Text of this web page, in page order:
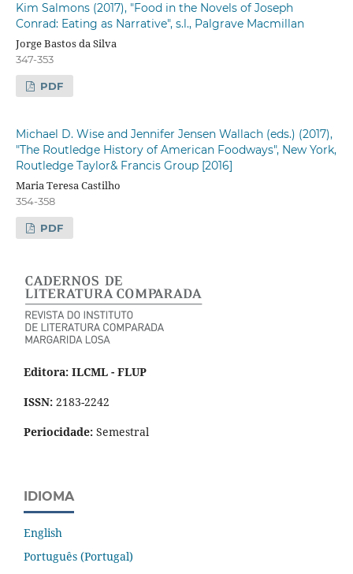
Kim Salmons (2017), "Food in the Novels of Joseph
Conrad: Eating as Narrative", s.l., Palgrave Macmillan
Jorge Bastos da Silva
347-353
PDF
Michael D. Wise and Jennifer Jensen Wallach (eds.) (2017),
"The Routledge History of American Foodways", New York,
Routledge Taylor& Francis Group [2016]
Maria Teresa Castilho
354-358
PDF
Editora: ILCML - FLUP
ISSN: 2183-2242
Periocidade: Semestral
IDIOMA
English
Português (Portugal)